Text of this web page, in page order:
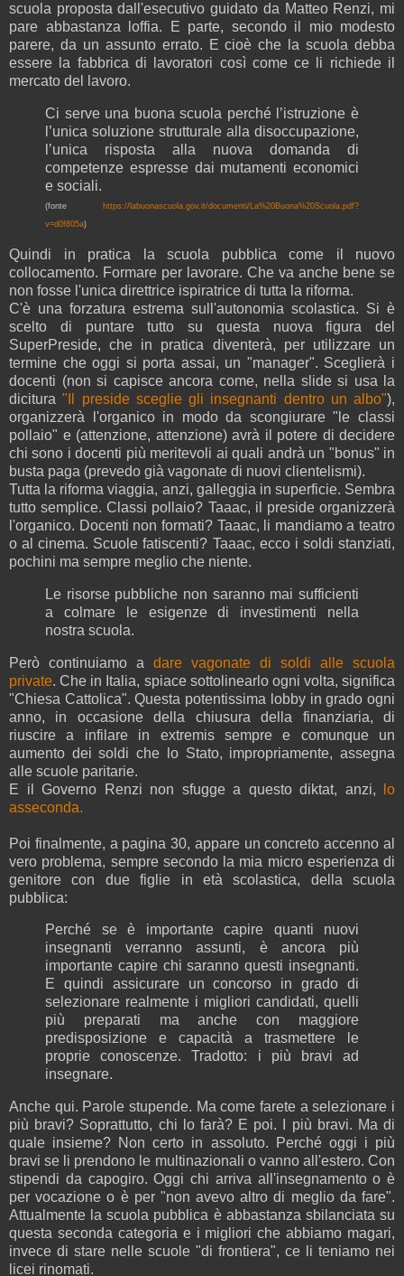
scuola proposta dall'esecutivo guidato da Matteo Renzi, mi
pare abbastanza loffia. E parte, secondo il mio modesto
parere, da un assunto errato. E cioè che la scuola debba
essere la fabbrica di lavoratori così come ce li richiede il
mercato del lavoro.
Ci serve una buona scuola perché l’istruzione è
l’unica soluzione strutturale alla disoccupazione,
l’unica risposta alla nuova domanda di
competenze espresse dai mutamenti economici
e sociali.
(fonte https://labuonascuola.gov.it/documenti/La%20Buona%20Scuola.pdf?
v=d0f805a)
Quindi in pratica la scuola pubblica come il nuovo
collocamento. Formare per lavorare. Che va anche bene se
non fosse l'unica direttrice ispiratrice di tutta la riforma.
C'è una forzatura estrema sull'autonomia scolastica. Si è
scelto di puntare tutto su questa nuova figura del
SuperPreside, che in pratica diventerà, per utilizzare un
termine che oggi si porta assai, un "manager". Sceglierà i
docenti (non si capisce ancora come, nella slide si usa la
dicitura"Il preside sceglie gli insegnanti dentro un albo"),
organizzerà l'organico in modo da scongiurare "le classi
pollaio" e (attenzione, attenzione) avrà il potere di decidere
chi sono i docenti più meritevoli ai quali andrà un "bonus" in
busta paga (prevedo già vagonate di nuovi clientelismi).
Tutta la riforma viaggia, anzi, galleggia in superficie. Sembra
tutto semplice. Classi pollaio? Taaac, il preside organizzerà
l'organico. Docenti non formati? Taaac, li mandiamo a teatro
o al cinema. Scuole fatiscenti? Taaac, ecco i soldi stanziati,
pochini ma sempre meglio che niente.
Le risorse pubbliche non saranno mai sufficienti
a colmare le esigenze di investimenti nella
nostra scuola.
Però continuiamo a dare vagonate di soldi alle scuola
private. Che in Italia, spiace sottolinearlo ogni volta, significa
"Chiesa Cattolica". Questa potentissima lobby in grado ogni
anno, in occasione della chiusura della finanziaria, di
riuscire a infilare in extremis sempre e comunque un
aumento dei soldi che lo Stato, impropriamente, assegna
alle scuole paritarie.
E il Governo Renzi non sfugge a questo diktat, anzi, lo
asseconda.
Poi finalmente, a pagina 30, appare un concreto accenno al
vero problema, sempre secondo la mia micro esperienza di
genitore con due figlie in età scolastica, della scuola
pubblica:
Perché se è importante capire quanti nuovi
insegnanti verranno assunti, è ancora più
importante capire chi saranno questi insegnanti.
E quindi assicurare un concorso in grado di
selezionare realmente i migliori candidati, quelli
più preparati ma anche con maggiore
predisposizione e capacità a trasmettere le
proprie conoscenze. Tradotto: i più bravi ad
insegnare.
Anche qui. Parole stupende. Ma come farete a selezionare i
più bravi? Soprattutto, chi lo farà? E poi. I più bravi. Ma di
quale insieme? Non certo in assoluto. Perché oggi i più
bravi se li prendono le multinazionali o vanno all'estero. Con
stipendi da capogiro. Oggi chi arriva all'insegnamento o è
per vocazione o è per "non avevo altro di meglio da fare".
Attualmente la scuola pubblica è abbastanza sbilanciata su
questa seconda categoria e i migliori che abbiamo magari,
invece di stare nelle scuole "di frontiera", ce li teniamo nei
licei rinomati.